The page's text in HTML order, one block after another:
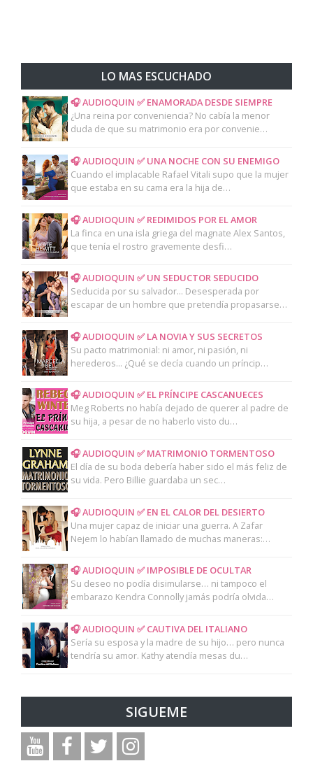
LO MAS ESCUCHADO
🎧 AUDIOQUIN ✅ ENAMORADA DESDE SIEMPRE
¿Una reina por conveniencia? No cabía la menor
duda de que su matrimonio era por convenie…
🎧 AUDIOQUIN ✅ UNA NOCHE CON SU ENEMIGO
Cuando el implacable Rafael Vitali supo que la mujer
que estaba en su cama era la hija de…
🎧 AUDIOQUIN ✅ REDIMIDOS POR EL AMOR
La finca en una isla griega del magnate Alex Santos,
que tenía el rostro gravemente desfi…
🎧 AUDIOQUIN ✅ UN SEDUCTOR SEDUCIDO
Seducida por su salvador... Desesperada por
escapar de un hombre que pretendía propasarse…
🎧 AUDIOQUIN ✅ LA NOVIA Y SUS SECRETOS
Su pacto matrimonial: ni amor, ni pasión, ni
herederos... ¿Qué se decía cuando un príncip…
🎧 AUDIOQUIN ✅ EL PRÍNCIPE CASCANUECES
Meg Roberts no había dejado de querer al padre de
su hija, a pesar de no haberlo visto du…
🎧 AUDIOQUIN ✅ MATRIMONIO TORMENTOSO
El día de su boda debería haber sido el más feliz de
su vida. Pero Billie guardaba un sec…
🎧 AUDIOQUIN ✅ EN EL CALOR DEL DESIERTO
Una mujer capaz de iniciar una guerra. A Zafar
Nejem lo habían llamado de muchas maneras:…
🎧 AUDIOQUIN ✅ IMPOSIBLE DE OCULTAR
Su deseo no podía disimularse… ni tampoco el
embarazo Kendra Connolly jamás podría olvida…
🎧 AUDIOQUIN ✅ CAUTIVA DEL ITALIANO
Sería su esposa y la madre de su hijo… pero nunca
tendría su amor. Kathy atendía mesas du…
SIGUEME